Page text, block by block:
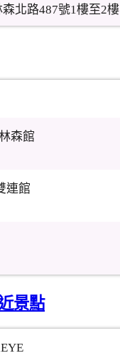
北路487號1樓至2樓
森館
連館
景點